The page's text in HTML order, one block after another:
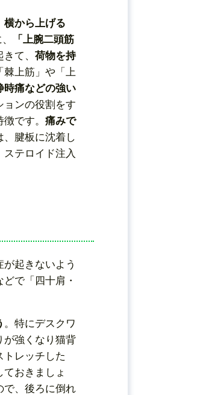
横から上げる
「上腕二頭筋
て、 荷物を持
棘上筋」や「上
時痛などの強い
ョンの役割をす
です。 痛みで
、腱板に沈着し
テロイド注入
起きないよう
どで「四十肩・
。特にデスクワ
が強くなり猫背
トレッチした
おきましょ
で、後ろに倒れ